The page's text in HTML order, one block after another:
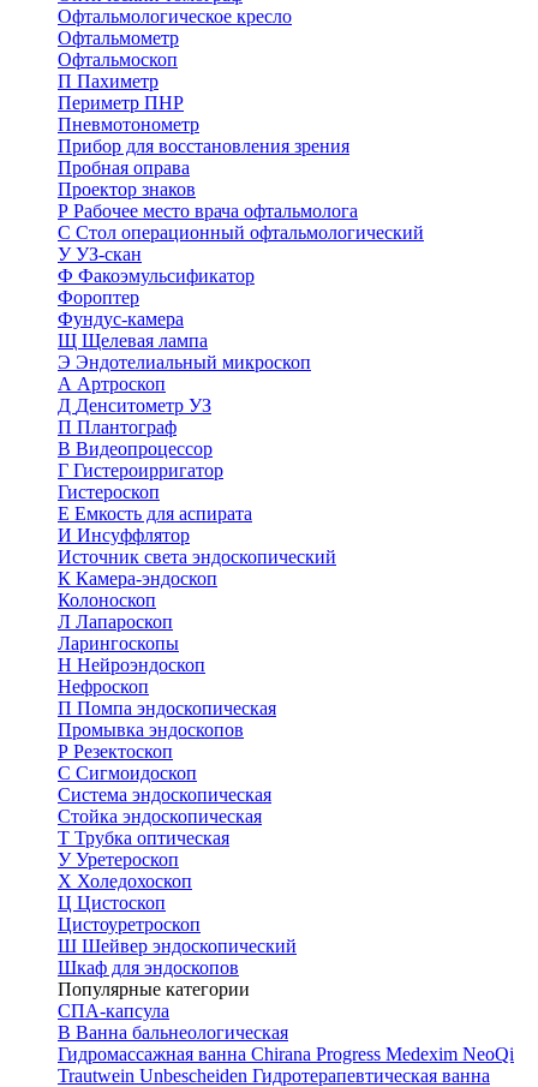
Офтальмологическое кресло
Офтальмометр
Офтальмоскоп
П Пахиметр
Периметр ПНР
Пневмотонометр
Прибор для восстановления зрения
Пробная оправа
Проектор знаков
Р Рабочее место врача офтальмолога
С Стол операционный офтальмологический
УУЗ-скан
Ф Факоэмульсификатор
Фороптер
Фундус-камера
Щ Щелевая лампа
Э Эндотелиальный микроскоп
А Артроскоп
Д Денситометр УЗ
П Плантограф
В Видеопроцессор
Г Гистероирригатор
Гистероскоп
Е Емкость для аспирата
И Инсуффлятор
Источник света эндоскопический
К Камера-эндоскоп
Колоноскоп
Л Лапароскоп
Ларингоскопы
Н Нейроэндоскоп
Нефроскоп
П Помпа эндоскопическая
Промывка эндоскопов
Р Резектоскоп
С Сигмоидоскоп
Система эндоскопическая
Стойка эндоскопическая
Т Трубка оптическая
УУретероскоп
Х Холедохоскоп
Ц Цистоскоп
Цистоуретроскоп
Ш Шейвер эндоскопический
Шкаф для эндоскопов
Популярные категории
СПА-капсула
В Ванна бальнеологическая
Гидромассажная ванна Chirana Progress Medexim NeoQi
Trautwein Unbescheiden Гидротерапевтическая ванна